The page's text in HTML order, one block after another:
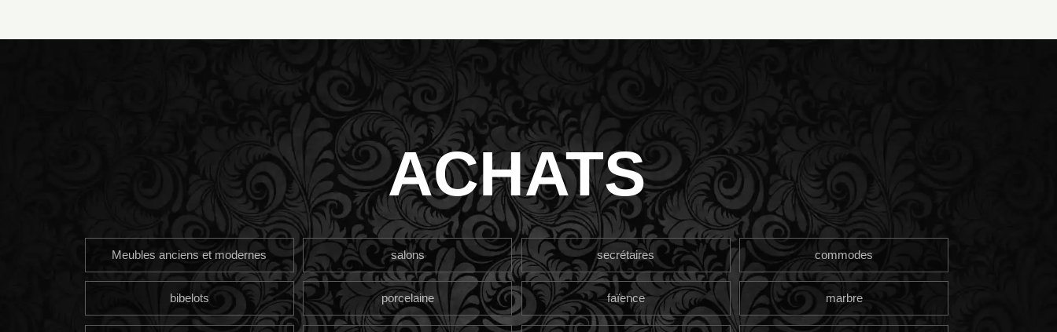
ACHATS
Meubles anciens et modernes salons secrétaires commodes
bibelots porcelaine faïence marbre